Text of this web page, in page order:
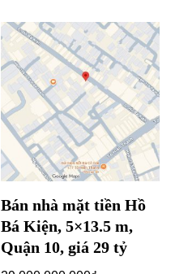
Bán nhà mặt tiền Hồ
Bá Kiện, 5×13.5 m,
Quận 10, giá 29 tỷ